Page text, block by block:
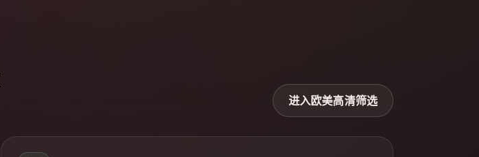
进入欧美高清筛选